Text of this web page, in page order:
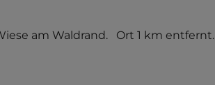
am Waldrand.   Ort 1 km entfernt.